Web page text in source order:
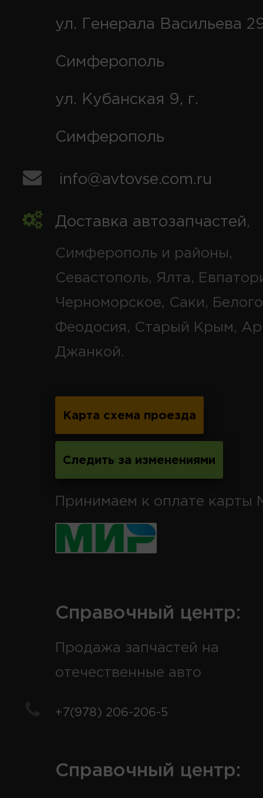
ул. Генерала Васильева
Симферополь
ул. Кубанская 9, г.
Симферополь
info@avtovse.com.ru
Доставка автозапчастей,
Симферополь и районы,
Севастополь, Ялта,
Черноморское, Саки,
Феодосия, Старый Крым,
Джанкой.
Карта схема проезда
Следить за изменениями
Принимаем к оплате карты
Справочный центр:
Продажа запчастей на
отечественные авто
+7(978) 206-206-5
Справочный центр: